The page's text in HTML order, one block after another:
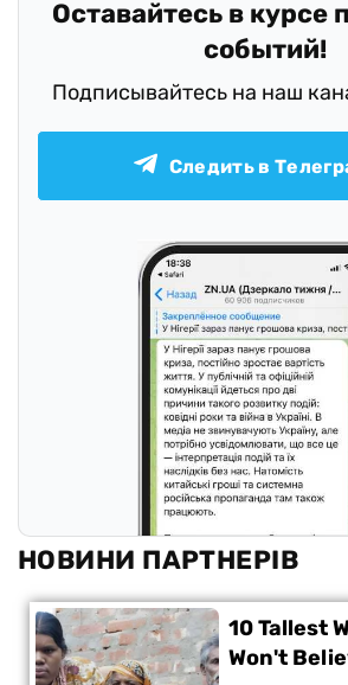
Оставайтесь в курсе
событий!
Подписывайтесь на наш
Следить в